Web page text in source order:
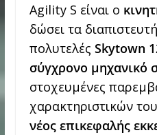
Agility S είναι ο
δώσει τα
πολυτελές Skytown
σύγχρονο μηχανικό
στοχευμένες
χαρακτηριστικών
νέος επικεφαλής